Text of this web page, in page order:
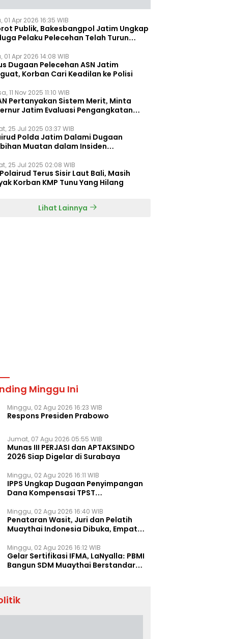
01 Apr 2026 16:35 WIB
Publik, Bakesbangpol Jatim Ungkap
Pelaku Pelecehan Telah Turun
01 Apr 2026 14:08 WIB
Dugaan Pelecehan ASN Jatim
Korban Cari Keadilan ke Polisi
11 Nov 2025 11:10 WIB
Pertanyakan Sistem Merit, Minta
Jatim Evaluasi Pengangkatan
25 Jul 2025 03:37 WIB
Polda Jatim Dalami Dugaan
Muatan dalam Insiden
25 Jul 2025 02:08 WIB
Terus Sisir Laut Bali, Masih
Korban KMP Tunu Yang Hilang
Lihat Lainnya
Minggu Ini
Minggu, 02 Agu 2026 16:23 WIB
Respons Presiden Prabowo
Jumat, 07 Agu 2026 05:55 WIB
Munas III PERJASI dan APTAKSINDO
2026 Siap Digelar di Surabaya
Minggu, 02 Agu 2026 16:11 WIB
IPPS Ungkap Dugaan Penyimpangan
Dana Kompensasi TPST
Minggu, 02 Agu 2026 16:40 WIB
Penataran Wasit, Juri dan Pelatih
Muaythai Indonesia Dibuka, Empat
Minggu, 02 Agu 2026 16:12 WIB
Gelar Sertifikasi IFMA, LaNyalla: PBMI
Bangun SDM Muaythai Berstandar